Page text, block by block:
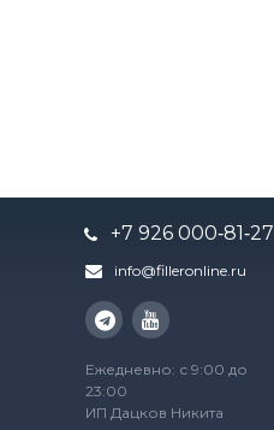
+7 926 000‑81‑27
info@filleronline.ru
Ежедневно: с 9:00 до
23:00
ИП Дацков Никита